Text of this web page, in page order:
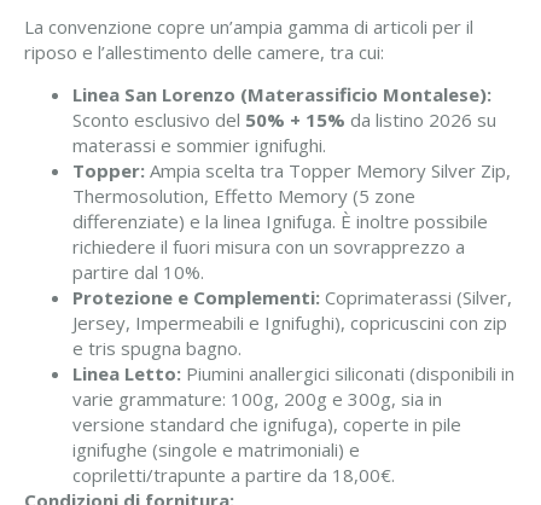
La convenzione copre un’ampia gamma di articoli per il
riposo e l’allestimento delle camere, tra cui:
Linea San Lorenzo (Materassificio Montalese):
Sconto esclusivo del 50% + 15% da listino 2026 su
materassi e sommier ignifughi.
Topper: Ampia scelta tra Topper Memory Silver Zip,
Thermosolution, Effetto Memory (5 zone
differenziate) e la linea Ignifuga. È inoltre possibile
richiedere il fuori misura con un sovrapprezzo a
partire dal 10%.
Protezione e Complementi: Coprimaterassi (Silver,
Jersey, Impermeabili e Ignifughi), copricuscini con zip
e tris spugna bagno.
Linea Letto: Piumini anallergici siliconati (disponibili in
varie grammature: 100g, 200g e 300g, sia in
versione standard che ignifuga), coperte in pile
ignifughe (singole e matrimoniali) e
copriletti/trapunte a partire da 18,00€.
Condizioni di fornitura: